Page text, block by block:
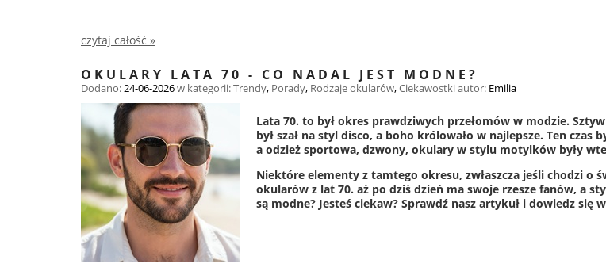
czytaj całość »
OKULARY LATA 70 - CO NADAL JEST MODNE?
Dodano:24-06-2026w kategorii:Trendy, Porady, Rodzaje okularów,Ciekawostkiautor: Emilia
Lata 70. to był okres prawdziwych przełomów w modzie.
był szał na styl disco, a boho królowało w najlepsze. Ten
a odzież sportowa, dzwony, okulary w stylu motylków były
Niektóre elementy z tamtego okresu, zwłaszcza jeśli chodzi
okularów z lat 70. aż po dziś dzień ma swoje rzesze fanów, a
są modne? Jesteś ciekaw? Sprawdź nasz artykuł i dowiedz się